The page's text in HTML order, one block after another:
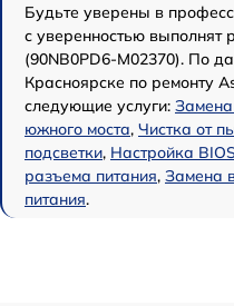
Будьте уверены в
с уверенностью выполнят
(90NB0PD6-M02370). По
Красноярске по ремонту
следующие услуги:
южного моста, Чистка от
подсветки, Настройка
разъема питания, Замена
питания.